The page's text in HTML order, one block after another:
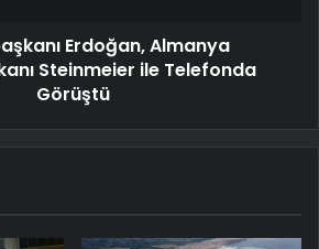
Erdoğan, Almanya
Steinmeier ile Telefonda
Görüştü